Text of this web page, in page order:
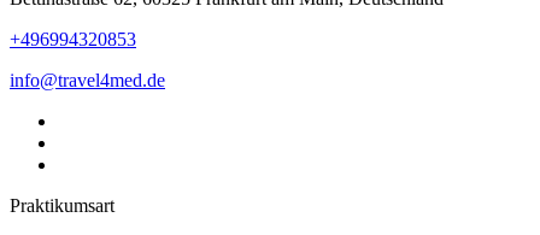
+496994320853
info@travel4med.de
Praktikumsart